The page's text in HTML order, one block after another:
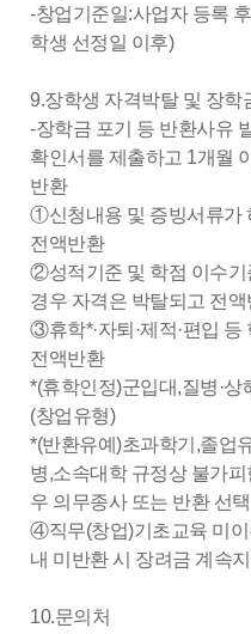
-창업기준일:사업자 등록
학생 선정일 이후)
9.장학생 자격박탈 및 장학
-장학금 포기 등 반환사유
확인서를 제출하고 1개월
반환
①신청내용 및 증빙서류가
전액반환
②성적기준 및 학점 이수기
경우 자격은 박탈되고 전
③휴학*·자퇴·제적·편입
전액반환
*(휴학인정)군입대,질병·
(창업유형)
*(반환유예)초과학기,졸업
병,소속대학 규정상 불가
우 의무종사 또는 반환 선
④직무(창업)기초교육 미
내 미반환 시 장려금 계속
10.문의처